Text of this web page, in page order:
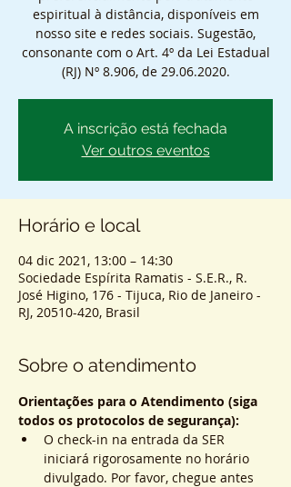
espiritual à distância, disponíveis em
nosso site e redes sociais. Sugestão,
consonante com o Art. 4º da Lei Estadual
(RJ) Nº 8.906, de 29.06.2020.
A inscrição está fechada
Ver outros eventos
Horário e local
04 dic 2021, 13:00 – 14:30
Sociedade Espírita Ramatis - S.E.R., R.
José Higino, 176 - Tijuca, Rio de Janeiro -
RJ, 20510-420, Brasil
Sobre o atendimento
Orientações para o Atendimento (siga
todos os protocolos de segurança):
O check-in na entrada da SER
iniciará rigorosamente no horário
divulgado. Por favor, chegue antes